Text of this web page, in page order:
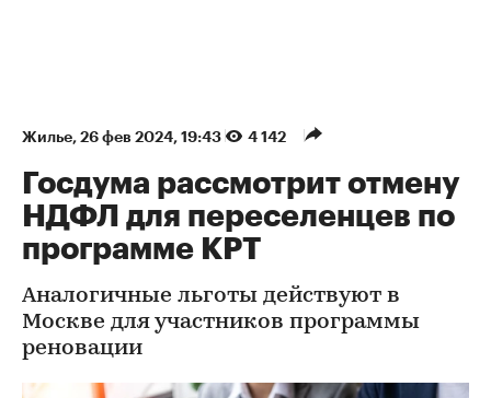
Жилье⁠, 26 фев 2024, 19:43 4 142
Госдума рассмотрит отмену
НДФЛ для переселенцев по
программе КРТ
Аналогичные льготы действуют в
Москве для участников программы
реновации